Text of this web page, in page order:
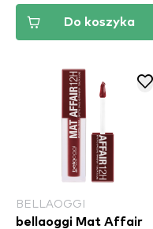
Do koszyka
BELLAOGGI
bellaoggi Mat Affair